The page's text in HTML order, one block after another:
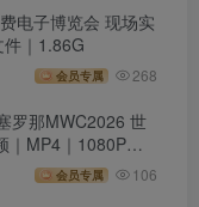
电子博览会 现场实
｜1.86G
会员专属 268
罗那MWC2026 世
｜MP4｜1080P｜
会员专属 106